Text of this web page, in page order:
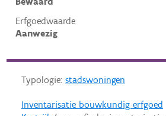
Erfgoedwaarde
Aanwezig
Typologie: stadswoningen
Inventarisatie bouwkundig erfgoed